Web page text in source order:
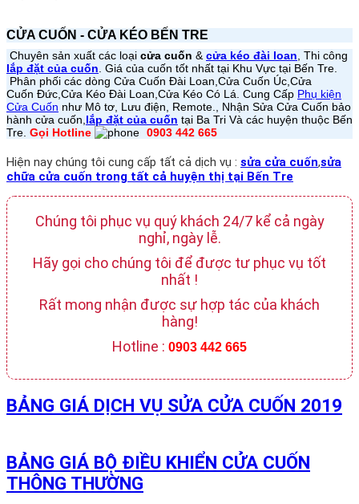
CỬA CUỐN - CỬA KÉO BẾN TRE
Chuyên sản xuất các loại cửa cuốn &cửa kéo đài loan, Thi công
lắp đặt của cuốn. Giá của cuốn tốt nhất tại Khu Vực tại Bến Tre.
Phân phối các dòng Cửa Cuốn Đài Loan,Cửa Cuốn Úc,Cửa
Cuốn Đức,Cửa Kéo Đài Loan,Cửa Kéo Có Lá. Cung Cấp Phụ kiện
Cửa Cuốn như Mô tơ, Lưu điện, Remote., Nhận Sửa Cửa Cuốn bảo
hành cửa cuốn,lắp đặt của cuốn tại Ba Tri Và các huyện thuộc Bến
Tre. Gọi Hotline 0903 442 665
Hiện nay chúng tôi cung cấp tất cả dịch vụ : sửa cửa cuốn,sửa
chữa cửa cuốn trong tất cả huyện thị tại Bến Tre
Chúng tôi phục vụ quý khách 24/7 kể cả ngày
nghỉ, ngày lễ.
Hãy gọi cho chúng tôi để được tư phục vụ tốt
nhất !
Rất mong nhận được sự hợp tác của khách
hàng!
Hotline : 0903 442 665
BẢNG GIÁ DỊCH VỤ SỬA CỬA CUỐN 2019
BẢNG GIÁ BỘ ĐIỀU KHIỂN CỬA CUỐN
THÔNG THƯỜNG